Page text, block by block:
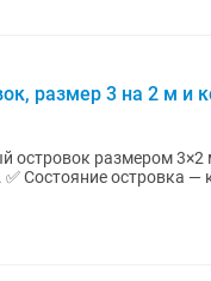
размер 3 на 2 м и
островок размером